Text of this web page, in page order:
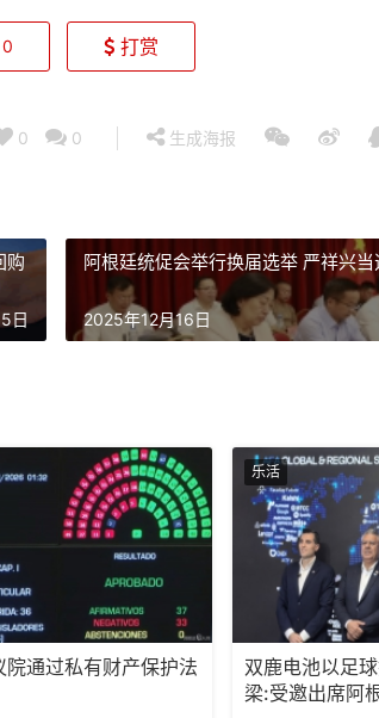
0 打赏
0 0 生成海报
购
日
阿根廷统促会举行换届选举 严祥兴
2025年12月16日
院通过私有财产保护法
乐活
双鹿电池以足
梁:受邀出席阿